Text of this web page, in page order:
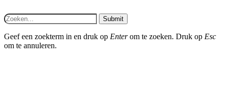
Submit
Geef een zoekterm in en druk op Enterom te zoeken. Druk op Esc
om te annuleren.